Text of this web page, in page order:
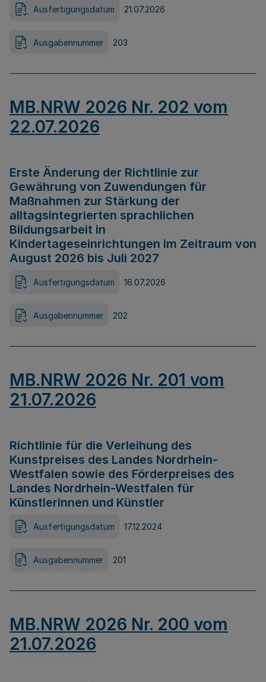
Ausfertigungsdatum 21.07.2026
Ausgabennummer 203
MB.NRW 2026 Nr. 202 vom
22.07.2026
Erste Änderung der Richtlinie zur
Gewährung von Zuwendungen für
Maßnahmen zur Stärkung der
alltagsintegrierten sprachlichen
Bildungsarbeit in
Kindertageseinrichtungen im Zeitraum von
August 2026 bis Juli 2027
Ausfertigungsdatum 16.07.2026
Ausgabennummer 202
MB.NRW 2026 Nr. 201 vom
21.07.2026
Richtlinie für die Verleihung des
Kunstpreises des Landes Nordrhein-
Westfalen sowie des Förderpreises des
Landes Nordrhein-Westfalen für
Künstlerinnen und Künstler
Ausfertigungsdatum 17.12.2024
Ausgabennummer 201
MB.NRW 2026 Nr. 200 vom
21.07.2026